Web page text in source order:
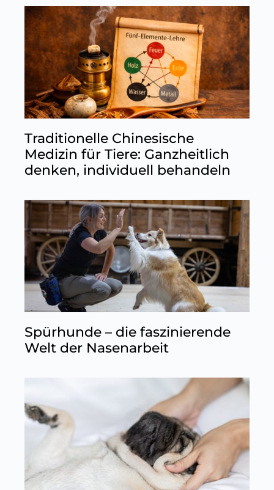
Traditionelle Chinesische
Medizin für Tiere: Ganzheitlich
denken, individuell behandeln
Spürhunde – die faszinierende
Welt der Nasenarbeit